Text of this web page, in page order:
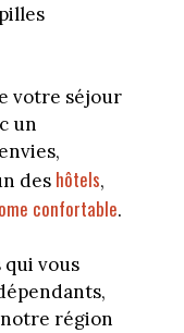
votre séjour
un
des hôtels,
confortable.
qui vous
région